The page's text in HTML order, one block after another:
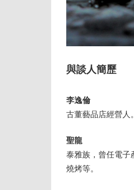
與談人簡歷
李逸倫
古董藝品店經營人。
聖龍
泰雅族，曾任電子
燒烤等。